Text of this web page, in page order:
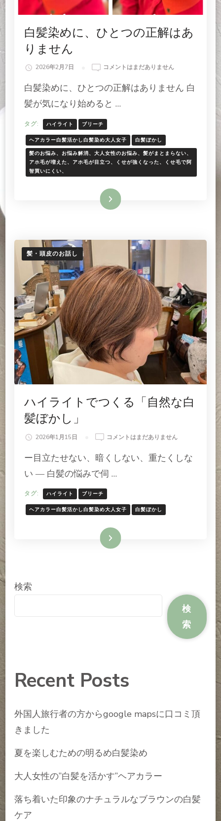
め
の
白髪染めに、ひとつの正解はあ
りません
2026年2月7日
白
染
に、
ひ
と
つ
の
正
あ
ま
コメントはまだありません
白髪染めに、ひとつの正解はありません 白
髪が気になり始めると …
タグ: ハイライト ブリーチ
ヘアカラー白髪活かし白髪染め大人女子
白髪ぼかし
髪のお悩み、お悩み解消、大人女性のお悩み、髪がまとまらない、
アホ毛が増えた、アホ毛が目立つ、くせが強くなった、くせ毛で阿
智買いにくい、
続きを読む
髪・頭皮のお話し
ハイライトでつくる「自然な白
髪ぼかし」
2026年1月15日
ハ
ラ
ト
で
つ
く
「自
然
な
コメントはまだありません
ー目立たせない、暗くしない、重たくしな
い ― 白髪の悩みで伺 …
タグ: ハイライト ブリーチ
ヘアカラー白髪活かし白髪染め大人女子 白髪ぼかし
続きを読む
検索
検
索
Recent Posts
外国人旅行者の方からgoogle mapsに口コミ頂
きました
夏を楽しむための明るめ白髪染め
大人女性の”白髪を活かす”ヘアカラー
落ち着いた印象のナチュラルなブラウンの白髪
ケア